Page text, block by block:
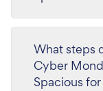
What steps
Cyber
Spacious